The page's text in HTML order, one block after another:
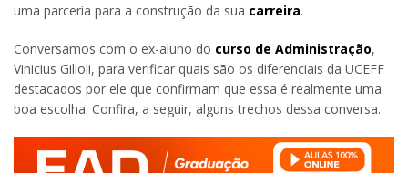
uma parceria para a construção da sua carreira.
Conversamos com o ex-aluno do curso de Administração,
Vinicius Gilioli, para verificar quais são os diferenciais da UCEFF
destacados por ele que confirmam que essa é realmente uma
boa escolha. Confira, a seguir, alguns trechos dessa conversa.